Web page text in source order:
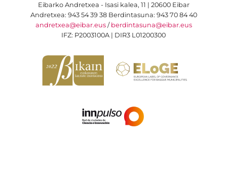
Eibarko Andretxea - Isasi kalea, 11 | 20600 Eibar
Andretxea: 943 54 39 38 Berdintasuna: 943 70 84 40
andretxea@eibar.eus/ berdintasuna@eibar.eus
IFZ: P2003100A | DIR3 L01200300